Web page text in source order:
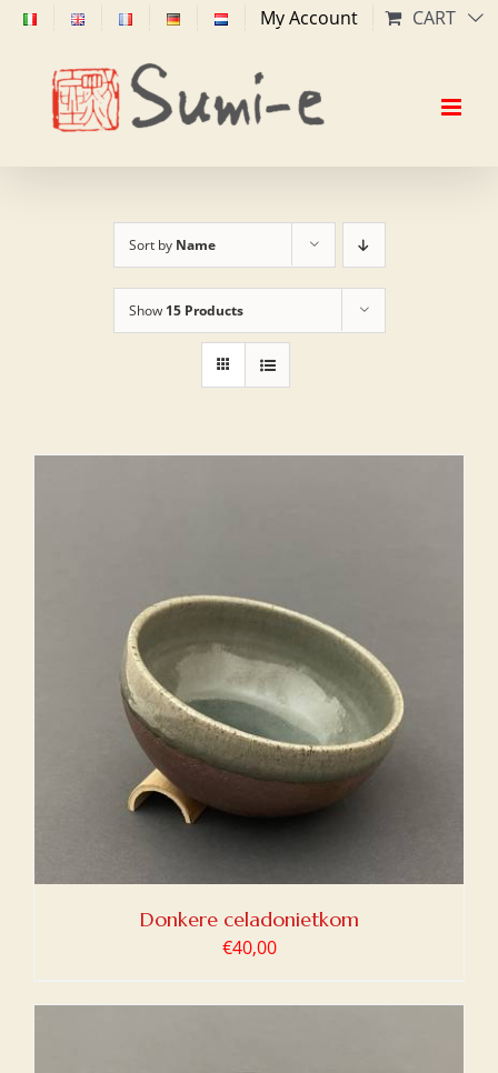
Skip
content
My Account CART
Sort by Name
Show 15 Products
Donkere celadonietkom
€40,00